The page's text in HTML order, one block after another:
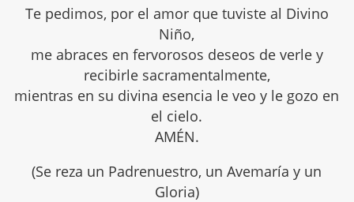
Te pedimos, por el amor que tuviste al Divino
Niño,
me abraces en fervorosos deseos de verle y
recibirle sacramentalmente,
mientras en su divina esencia le veo y le gozo en
el cielo.
AMÉN.
(Se reza un Padrenuestro, un Avemaría y un
Gloria)